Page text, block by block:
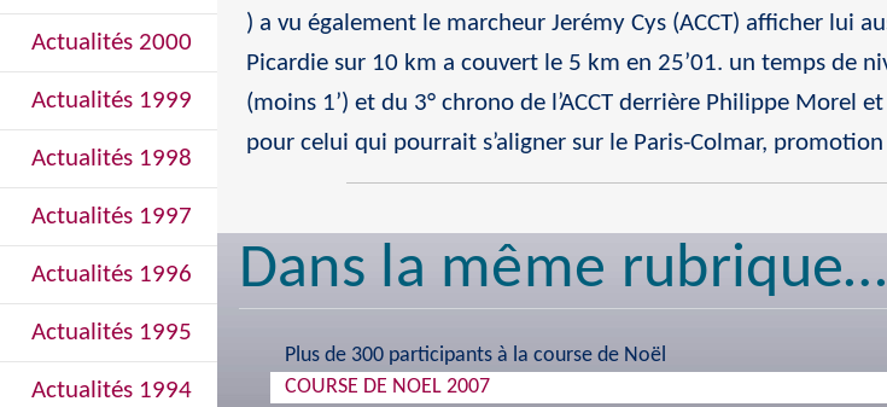
) a vu également le marcheur Jerémy Cys (ACCT) afficher lui
Picardie sur 10 km a couvert le 5 km en 25’01. un temps de
(moins 1’) et du 3° chrono de l’ACCT derrière Philippe Morel
pour celui qui pourrait s’aligner sur le Paris-Colmar,
Dans la même rubrique…
Plus de 300 participants à la course de Noël
COURSE DE NOEL 2007
Actualités 2000
Actualités 1999
Actualités 1998
Actualités 1997
Actualités 1996
Actualités 1995
Actualités 1994